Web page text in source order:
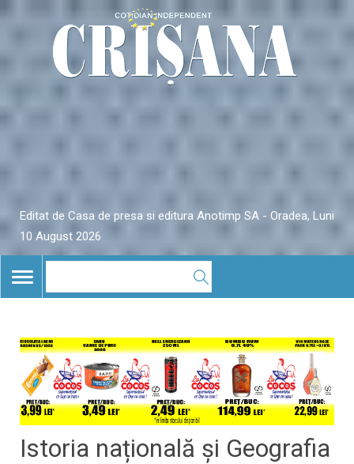
Editat de Casa de presa si editura Anotimp SA - Oradea, Luni
10 August 2026
TOGGLE
NAVIGATION
​Istoria națională și Geografia